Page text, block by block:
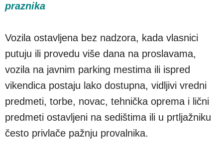
praznika
Vozila ostavljena bez nadzora, kada vlasnici
putuju ili provedu više dana na proslavama,
vozila na javnim parking mestima ili ispred
vikendica postaju lako dostupna, vidljivi vredni
predmeti, torbe, novac, tehnička oprema i lični
predmeti ostavljeni na sedištima ili u prtljažniku
često privlače pažnju provalnika.